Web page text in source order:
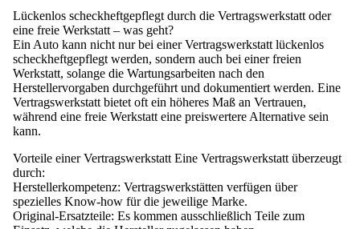
Lückenlos scheckheftgepflegt durch die Vertragswerkstatt oder
eine freie Werkstatt – was geht?
Ein Auto kann nicht nur bei einer Vertragswerkstatt lückenlos
scheckheftgepflegt werden, sondern auch bei einer freien
Werkstatt, solange die Wartungsarbeiten nach den
Herstellervorgaben durchgeführt und dokumentiert werden. Eine
Vertragswerkstatt bietet oft ein höheres Maß an Vertrauen,
während eine freie Werkstatt eine preiswertere Alternative sein
kann.
Vorteile einer Vertragswerkstatt Eine Vertragswerkstatt überzeugt
durch:
Herstellerkompetenz: Vertragswerkstätten verfügen über
spezielles Know-how für die jeweilige Marke.
Original-Ersatzteile: Es kommen ausschließlich Teile zum